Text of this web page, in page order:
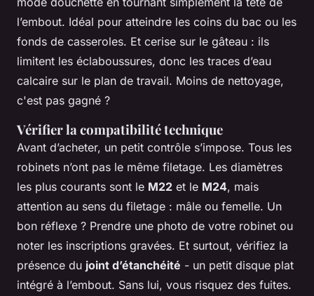
l’embout. Idéal pour atteindre les coins du bac ou les
fonds de casseroles. Et cerise sur le gâteau : ils
limitent les éclaboussures, donc les traces d’eau
calcaire sur le plan de travail. Moins de nettoyage,
c'est pas gagné ?
Vérifier la compatibilité technique
Avant d’acheter, un petit contrôle s’impose. Tous les
robinets n’ont pas le même filetage. Les diamètres
les plus courants sont le M22 et le M24, mais
attention au sens du filetage : mâle ou femelle. Un
bon réflexe ? Prendre une photo de votre robinet ou
noter les inscriptions gravées. Et surtout, vérifiez la
présence du joint d’étanchéité - un petit disque plat
intégré à l’embout. Sans lui, vous risquez des fuites.